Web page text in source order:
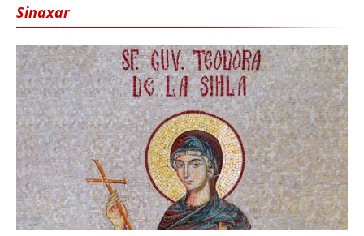
Sinaxar